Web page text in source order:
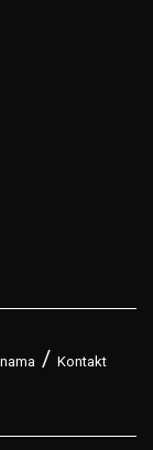
Kontakt